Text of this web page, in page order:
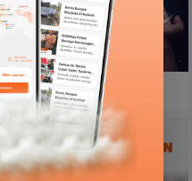
Terkumpul: Rp900.1Jt
Sedekah Terbaik Di Bulan Safar